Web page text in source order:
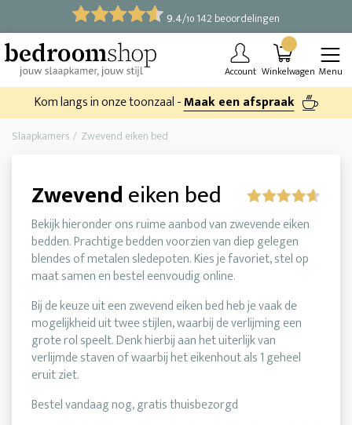
9.4/10 142 beoordelingen
Account Winkelwagen Menu
Kom langs in onze toonzaal -Maak een afspraak
Slaapkamers Zwevend eiken bed
Zwevendeiken bed
Bekijk hieronder ons ruime aanbod van zwevende eiken
bedden. Prachtige bedden voorzien van diep gelegen
blendes of metalen sledepoten. Kies je favoriet, stel op
maat samen en bestel eenvoudig online.
Bij de keuze uit een zwevend eiken bed heb je vaak de
mogelijkheid uit twee stijlen, waarbij de verlijming een
grote rol speelt. Denk hierbij aan het uiterlijk van
verlijmde staven of waarbij het eikenhout als 1 geheel
eruit ziet.
Bestel vandaag nog, gratis thuisbezorgd